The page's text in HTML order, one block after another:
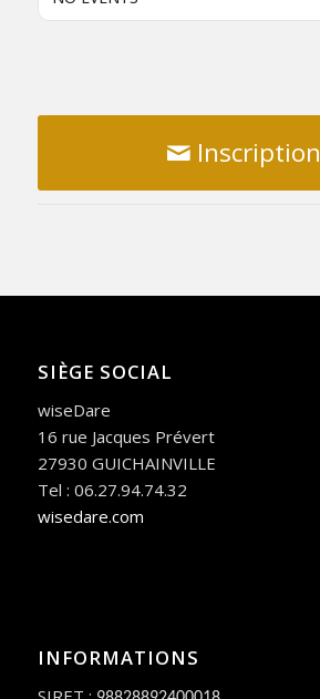
Inscription
SIÈGE SOCIAL
wiseDare
16 rue Jacques Prévert
27930 GUICHAINVILLE
Tel : 06.27.94.74.32
wisedare.com
INFORMATIONS